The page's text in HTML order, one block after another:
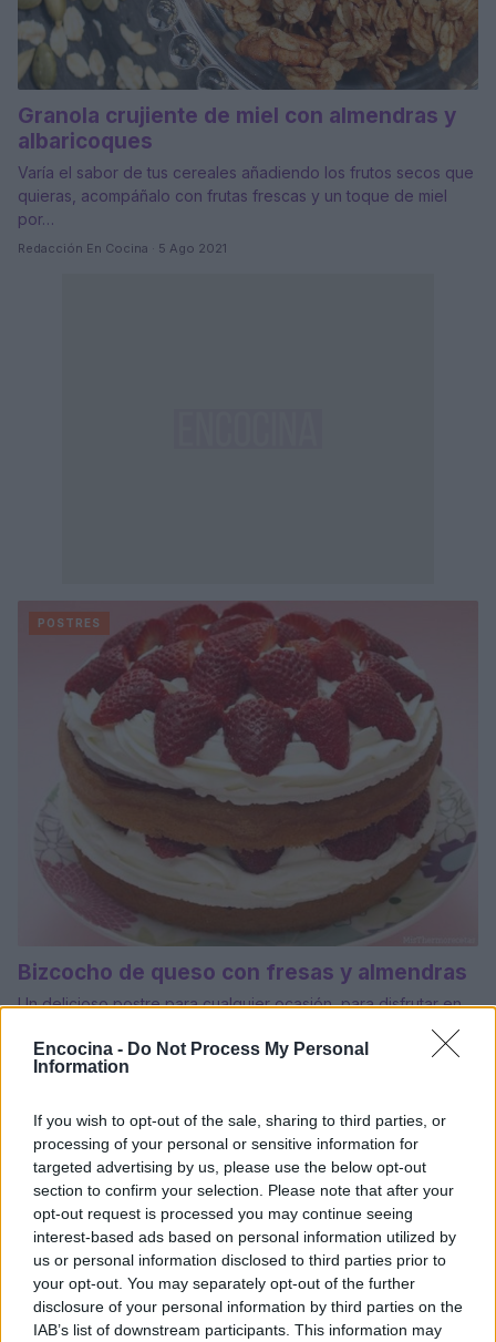
Encocina - Do Not Process My Personal
Information
If you wish to opt-out of the sale, sharing to third parties, or
processing of your personal or sensitive information for
targeted advertising by us, please use the below opt-out
section to confirm your selection. Please note that after your
opt-out request is processed you may continue seeing
interest-based ads based on personal information utilized by
us or personal information disclosed to third parties prior to
your opt-out. You may separately opt-out of the further
disclosure of your personal information by third parties on the
IAB’s list of downstream participants. This information may
Granola crujiente de miel con almendras y
albaricoques
Varía el sabor de tus cereales añadiendo los frutos secos que
quieras, acompáñalo con frutas frescas y un toque de miel
por…
Redacción En Cocina · 5 Ago 2021
POSTRES
Bizcocho de queso con fresas y almendras
Un delicioso postre para cualquier ocasión, para disfrutar en
frescas, queso y…
CEREALES Y LEGUMBRES